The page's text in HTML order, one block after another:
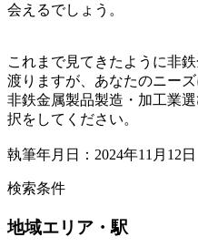
会えるでしょう。
これまで見てきたように非
渡りますが、あなたのニー
非鉄金属製品製造・加工業
択をしてください。
執筆年月日：2024年11月12日
検索条件
地域エリア・駅